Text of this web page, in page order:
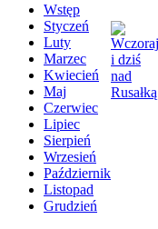
Wstęp
Styczeń
Luty
Marzec
Kwiecień
Maj
Czerwiec
Lipiec
Sierpień
Wrzesień
Październik
Listopad
Grudzień